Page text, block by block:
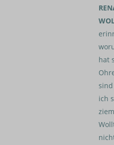
hat
ich